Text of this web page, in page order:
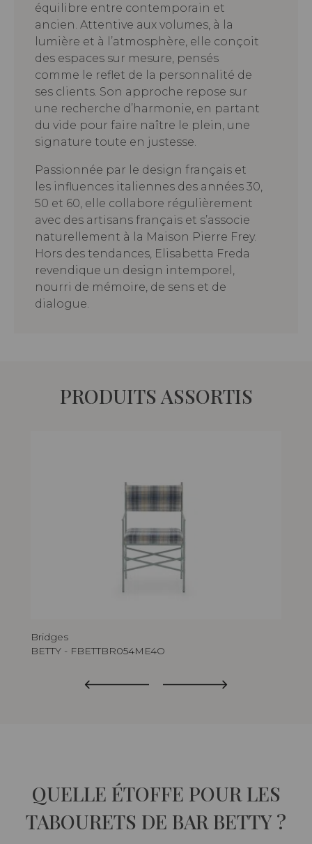
équilibre entre contemporain et
ancien. Attentive aux volumes, à la
lumière et à l’atmosphère, elle conçoit
des espaces sur mesure, pensés
comme le reflet de la personnalité de
ses clients. Son approche repose sur
une recherche d’harmonie, en partant
du vide pour faire naître le plein, une
signature toute en justesse.
Passionnée par le design français et
les influences italiennes des années 30,
50 et 60, elle collabore régulièrement
avec des artisans français et s’associe
naturellement à la Maison Pierre Frey.
Hors des tendances, Elisabetta Freda
revendique un design intemporel,
nourri de mémoire, de sens et de
dialogue.
PRODUITS ASSORTIS
Bridges
BETTY - FBETTBR054ME4O
QUELLE ÉTOFFE POUR LES
TABOURETS DE BAR BETTY ?